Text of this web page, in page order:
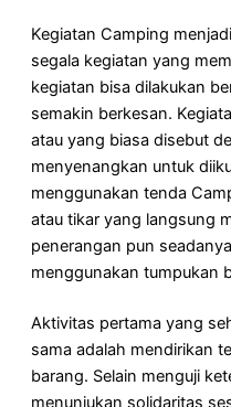
Kegiatan Camping
segala kegiatan yang
kegiatan bisa dilakukan
semakin berkesan.
atau yang biasa disebut
menyenangkan untuk
menggunakan tenda
atau tikar yang langsung
penerangan pun
menggunakan tumpukan
Aktivitas pertama yang
sama adalah mendirikan
barang. Selain menguji
menunjukan solidaritas